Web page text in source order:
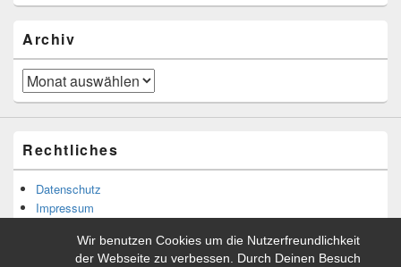
Wir benutzen Cookies um die Nutzerfreundlichkeit
der Webseite zu verbessen. Durch Deinen Besuch
Archiv
Archiv
Rechtliches
Datenschutz
Impressum